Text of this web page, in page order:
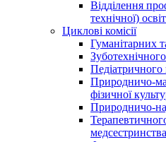
Відділення
технічної)
Циклові комісії
Гуманітарних
Природничо-
фізичної
Природничо-
медсестринства